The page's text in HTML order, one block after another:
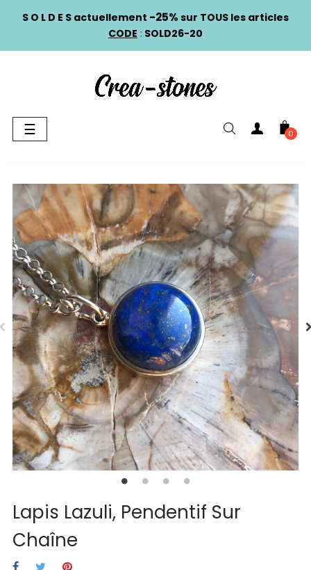
S O L D E S actuellement -25% sur TOUS les articles
CODE : SOLD26-20
Basculer
la
☰ 0
Lapis Lazuli, Pendentif Sur
Chaîne